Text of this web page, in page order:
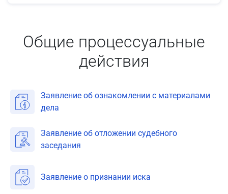
Общие процессуальные
действия
Заявление об ознакомлении с материалами
дела
Заявление об отложении судебного
заседания
Заявление о признании иска